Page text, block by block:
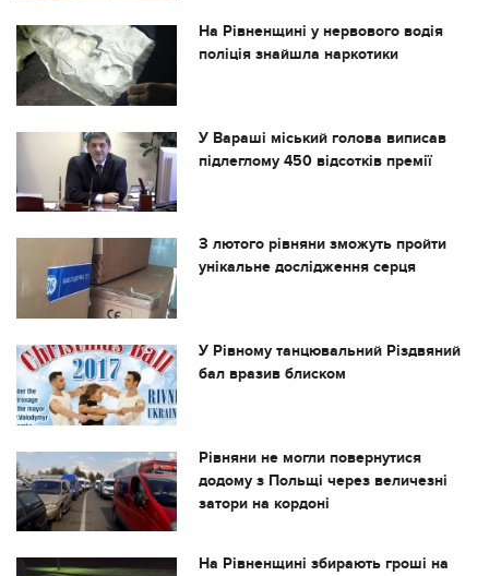
На Рівненщині у нервового водія
поліція знайшла наркотики
У Вараші міський голова виписав
підлеглому 450 відсотків премії
З лютого рівняни зможуть пройти
унікальне дослідження серця
У Рівному танцювальний Різдвяний
бал вразив блиском
Рівняни не могли повернутися
додому з Польщі через величезні
затори на кордоні
На Рівненщині збирають гроші на